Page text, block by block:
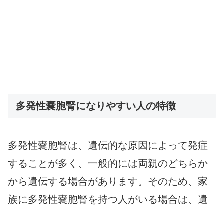
多発性嚢胞腎になりやすい人の特徴
多発性嚢胞腎は、遺伝的な原因によって発症
することが多く、一般的には両親のどちらか
から遺伝する場合があります。そのため、家
族に多発性嚢胞腎を持つ人がいる場合は、遺